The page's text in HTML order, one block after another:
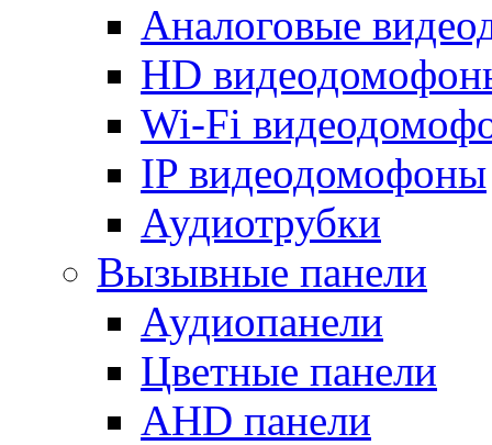
Аналоговые
HD
Wi-Fi
IP видеодомофоны
Аудиотрубки
Вызывные панели
Аудиопанели
Цветные панели
AHD панели